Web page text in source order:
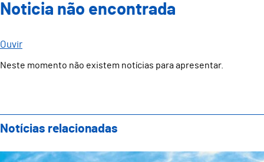
Noticia não encontrada
Ouvir
Neste momento não existem notícias para apresentar.
Notícias relacionadas
Plataforma exclusiva com toda a informação para o